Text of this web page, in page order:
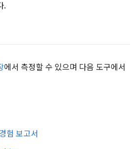
.
에서 측정할 수 있으며 다음 도구에서
험 보고서